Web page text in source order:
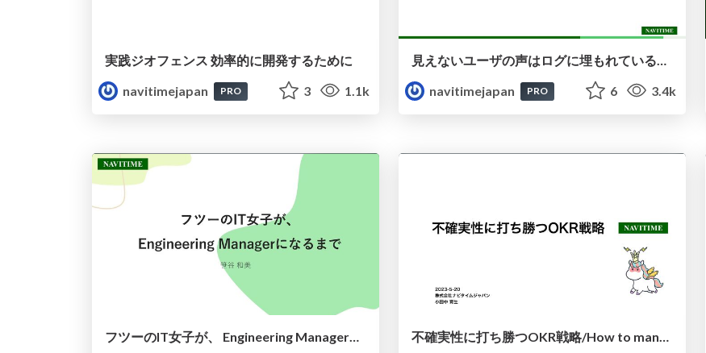
実践ジオフェンス 効率的に開発するために
navitimejapan
PRO 3 1.1k
navitimejapan
PRO 6 3.4k